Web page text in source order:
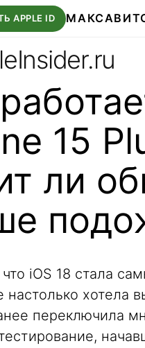
APPLE ID МАКС
15
ли
что iOS 18 стала
настолько хотела
переключила